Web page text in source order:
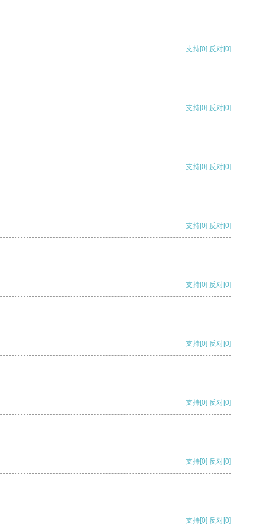
支持[0] 反对[0]
支持[0] 反对[0]
支持[0] 反对[0]
支持[0] 反对[0]
支持[0] 反对[0]
支持[0] 反对[0]
支持[0] 反对[0]
支持[0] 反对[0]
支持[0] 反对[0]